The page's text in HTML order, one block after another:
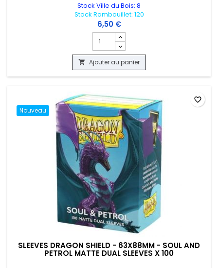
Stock Ville du Bois: 8
Stock Rambouillet: 120
6,50 €
Champ quantité du produit BOOSTER
 Ajouter au panier
Nouveau
SLEEVES DRAGON SHIELD - 63X88MM - SOUL AND
PETROL MATTE DUAL SLEEVES X 100
favorite_border